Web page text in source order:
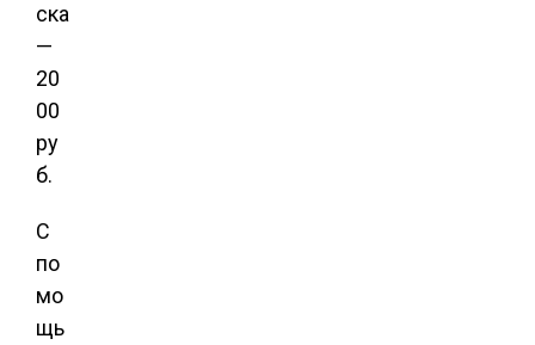
ска
—
20
00
ру
б.
С
по
мо
щь